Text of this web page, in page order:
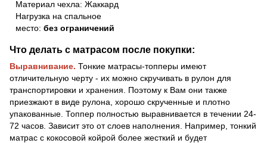
Материал чехла: Жаккард
Нагрузка на спальное
место: без ограничений
Что делать с матрасом после покупки:
Выравнивание. Тонкие матрасы-топперы имеют
отличительную черту - их можно скручивать в рулон для
транспортировки и хранения. Поэтому к Вам они также
приезжают в виде рулона, хорошо скрученные и плотно
упакованные. Топпер полностью выравнивается в течении 24-
72 часов. Зависит это от слоев наполнения. Например, тонкий
матрас с кокосовой койрой более жесткий и будет